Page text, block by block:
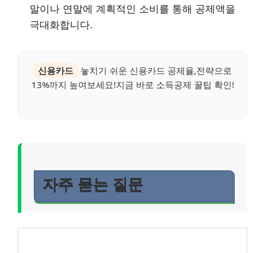
말이나 연말에 계획적인 소비를 통해 공제액을
극대화합니다.
신용카드
놓치기 쉬운 신용카드 공제율,전략으로
13%까지 높여보세요!지금 바로 소득공제 꿀팁 확인!
자주 묻는 질문